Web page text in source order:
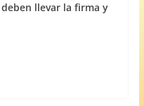
llevar la firma y